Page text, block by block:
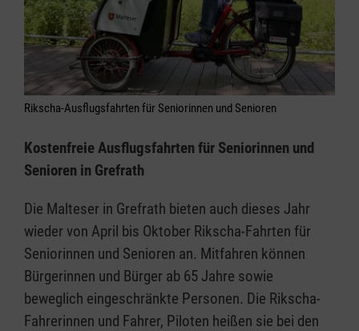
Rikscha-Ausflugsfahrten für Seniorinnen und Senioren
Kostenfreie Ausflugsfahrten für Seniorinnen und
Senioren in Grefrath
Die Malteser in Grefrath bieten auch dieses Jahr
wieder von April bis Oktober Rikscha-Fahrten für
Seniorinnen und Senioren an. Mitfahren können
Bürgerinnen und Bürger ab 65 Jahre sowie
beweglich eingeschränkte Personen. Die Rikscha-
Fahrerinnen und Fahrer, Piloten heißen sie bei den